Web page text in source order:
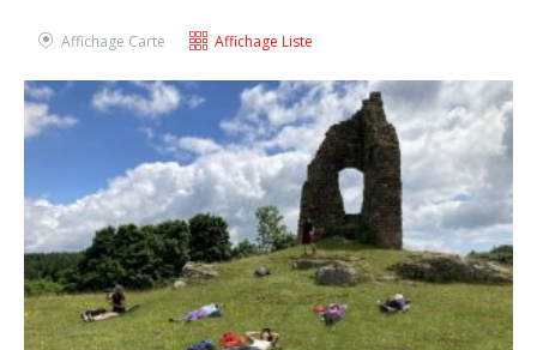
Affichage Carte Affichage Liste